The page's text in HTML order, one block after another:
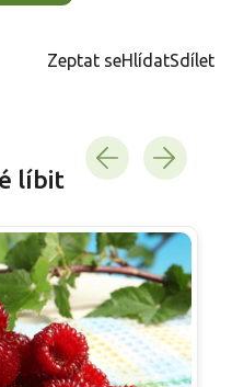
Zeptat seHlídatSdílet
líbit